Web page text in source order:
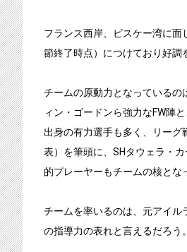
フランス西岸、ビスケー湾に
節終了時点）につけており好調
チームの原動力となっているの
ィン・ゴードンら強力なFW陣
出身の有力選手も多く、リー
表）を筆頭に、SHタウェラ・
的プレーヤーもチームの核とな
チームを率いるのは、元アイル
の指導力の表れと言えるだろう